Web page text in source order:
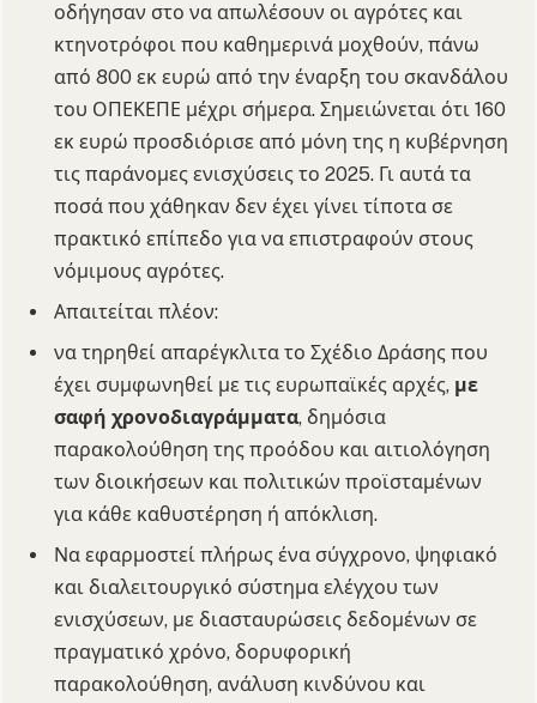
οδήγησαν στο να απωλέσουν οι αγρότες και
κτηνοτρόφοι που καθημερινά μοχθούν, πάνω
από 800 εκ ευρώ από την έναρξη του σκανδάλου
του ΟΠΕΚΕΠΕ μέχρι σήμερα. Σημειώνεται ότι 160
εκ ευρώ προσδιόρισε από μόνη της η κυβέρνηση
τις παράνομες ενισχύσεις το 2025. Γι αυτά τα
ποσά που χάθηκαν δεν έχει γίνει τίποτα σε
πρακτικό επίπεδο για να επιστραφούν στους
νόμιμους αγρότες.
Απαιτείται πλέον:
να τηρηθεί απαρέγκλιτα το Σχέδιο Δράσης που
έχει συμφωνηθεί με τις ευρωπαϊκές αρχές, με
σαφή χρονοδιαγράμματα, δημόσια
παρακολούθηση της προόδου και αιτιολόγηση
των διοικήσεων και πολιτικών προϊσταμένων
για κάθε καθυστέρηση ή απόκλιση.
Να εφαρμοστεί πλήρως ένα σύγχρονο, ψηφιακό
και διαλειτουργικό σύστημα ελέγχου των
ενισχύσεων, με διασταυρώσεις δεδομένων σε
πραγματικό χρόνο, δορυφορική
παρακολούθηση, ανάλυση κινδύνου και